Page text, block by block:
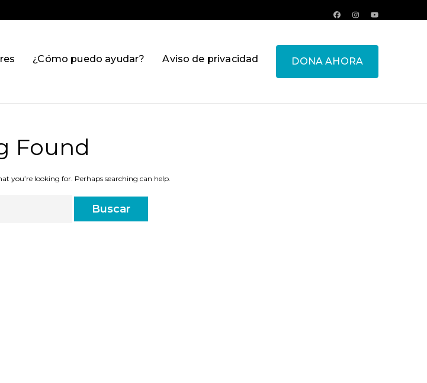
¿Cómo puedo ayudar? Aviso de privacidad DONA AHORA
Found
you’re looking for. Perhaps searching can help.